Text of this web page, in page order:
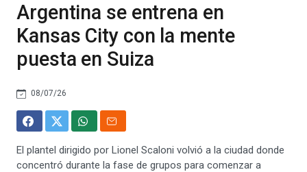
Argentina se entrena en
Kansas City con la mente
puesta en Suiza
08/07/26
El plantel dirigido por Lionel Scaloni volvió a la ciudad donde
concentró durante la fase de grupos para comenzar a